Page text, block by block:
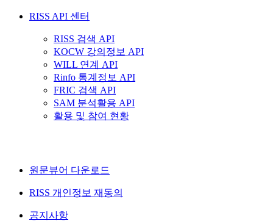
RISS API 센터
RISS 검색 API
KOCW 강의정보 API
WILL 연계 API
Rinfo 통계정보 API
FRIC 검색 API
SAM 분석활용 API
활용 및 참여 현황
원문뷰어 다운로드
RISS 개인정보 재동의
공지사항